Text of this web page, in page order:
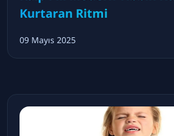
Kurtaran Ritmi
09 Mayıs 2025